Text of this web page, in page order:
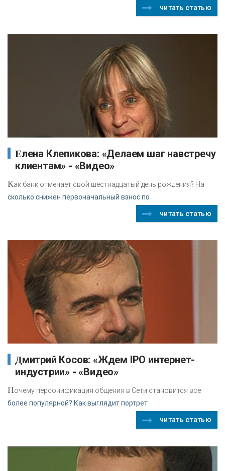
читать статью
Елена Клепикова: «Делаем шаг навстречу
клиентам» - «Видео»
Как банк отмечает свой шестнадцатый день рождения? На
сколько снижен первоначальный взнос по
читать статью
Дмитрий Косов: «Ждем IPO интернет-
индустрии» - «Видео»
Почему персонификация общения в Сети становится все
более популярной? Как выглядит портрет
читать статью